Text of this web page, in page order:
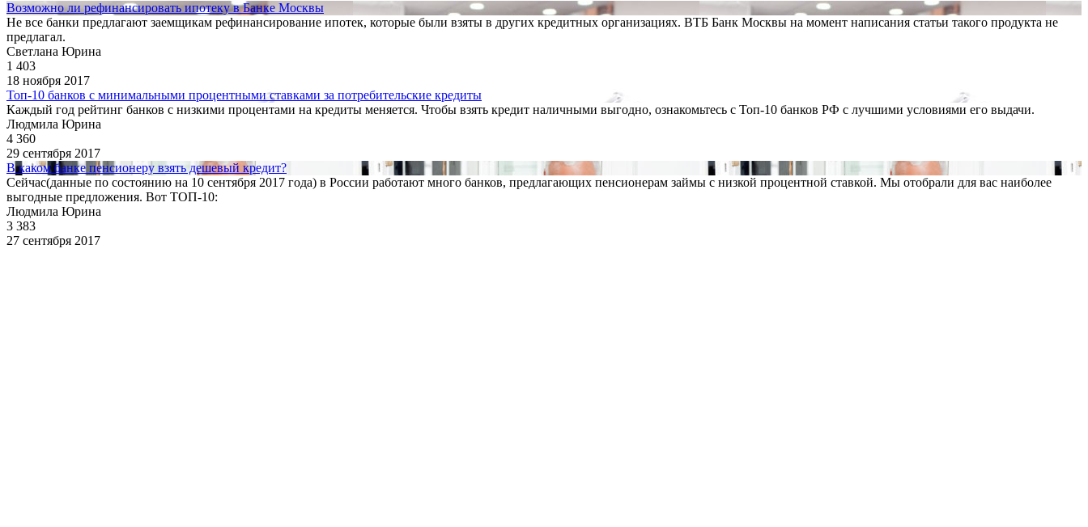
Возможно ли рефинансировать ипотеку в Банке Москвы
Не все банки предлагают заемщикам рефинансирование ипотек, которые были взяты в других кредитных организациях. ВТБ Банк Москвы на момент написания статьи такого продукта не
предлагал.
Светлана Юрина
1 403
18 ноября 2017
Топ-10 банков с минимальными процентными ставками за потребительские кредиты
Каждый год рейтинг банков с низкими процентами на кредиты меняется. Чтобы взять кредит наличными выгодно, ознакомьтесь с Топ-10 банков РФ с лучшими условиями его выдачи.
Людмила Юрина
4 360
29 сентября 2017
В каком банке пенсионеру взять дешевый кредит?
Сейчас(данные по состоянию на 10 сентября 2017 года) в России работают много банков, предлагающих пенсионерам займы с низкой процентной ставкой. Мы отобрали для вас наиболее
выгодные предложения. Вот ТОП-10:
Людмила Юрина
3 383
27 сентября 2017